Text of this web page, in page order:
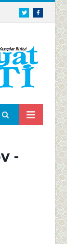
TwitterFacebook
-